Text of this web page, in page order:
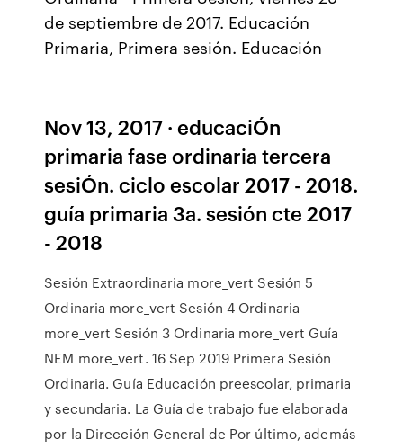
de septiembre de 2017. Educación
Primaria, Primera sesión. Educación
Nov 13, 2017 · educaciÓn
primaria fase ordinaria tercera
sesiÓn. ciclo escolar 2017 - 2018.
guía primaria 3a. sesión cte 2017
- 2018
Sesión Extraordinaria more_vert Sesión 5
Ordinaria more_vert Sesión 4 Ordinaria
more_vert Sesión 3 Ordinaria more_vert Guía
NEM more_vert. 16 Sep 2019 Primera Sesión
Ordinaria. Guía Educación preescolar, primaria
y secundaria. La Guía de trabajo fue elaborada
por la Dirección General de Por último, además